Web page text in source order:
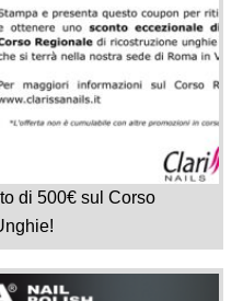
di 500€ sul Corso